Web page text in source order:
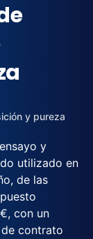
y pureza
y
utilizado en
de las
con un
contrato